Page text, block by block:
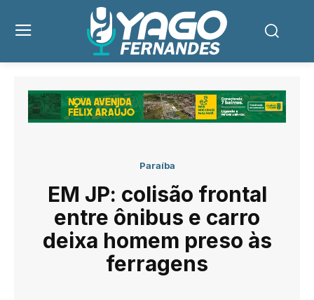
Paraíba
EM JP: colisão frontal
entre ônibus e carro
deixa homem preso às
ferragens